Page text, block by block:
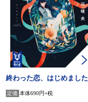
終わった恋、はじめました
定価 本体690円+税